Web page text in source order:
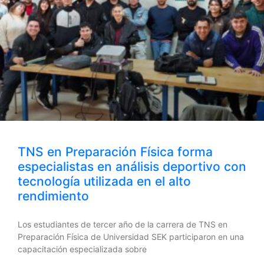
TNS en Preparación Física forma
especialistas en análisis deportivo con
tecnología utilizada en el alto
rendimiento
Los estudiantes de tercer año de la carrera de TNS en
Preparación Física de Universidad SEK participaron en una
capacitación especializada sobre